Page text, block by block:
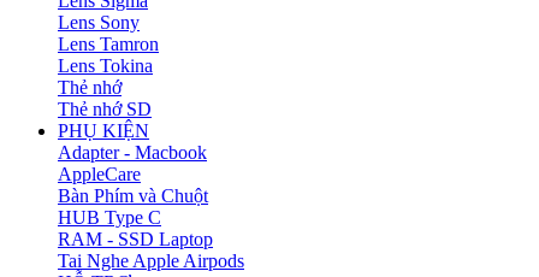
Lens Sony
Lens Tamron
Lens Tokina
Thẻ nhớ
Thẻ nhớ SD
PHỤ KIỆN
Adapter - Macbook
AppleCare
Bàn Phím và Chuột
HUB Type C
RAM - SSD Laptop
Tai Nghe Apple Airpods